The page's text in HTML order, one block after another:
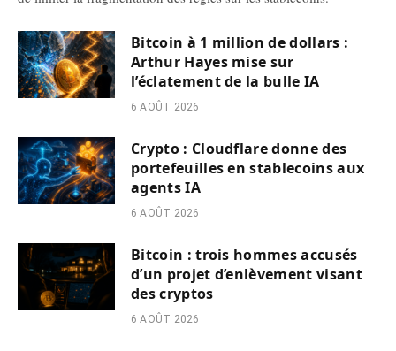
Bitcoin à 1 million de dollars :
Arthur Hayes mise sur
l’éclatement de la bulle IA
6 AOÛT 2026
Crypto : Cloudflare donne des
portefeuilles en stablecoins aux
agents IA
6 AOÛT 2026
Bitcoin : trois hommes accusés
d’un projet d’enlèvement visant
des cryptos
6 AOÛT 2026